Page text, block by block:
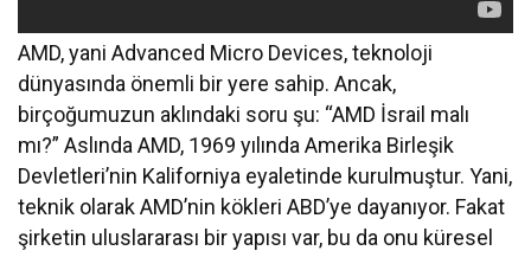
AMD, yani Advanced Micro Devices, teknoloji
dünyasında önemli bir yere sahip. Ancak,
birçoğumuzun aklındaki soru şu: “AMD İsrail malı
mı?” Aslında AMD, 1969 yılında Amerika Birleşik
Devletleri’nin Kaliforniya eyaletinde kurulmuştur. Yani,
teknik olarak AMD’nin kökleri ABD’ye dayanıyor. Fakat
şirketin uluslararası bir yapısı var, bu da onu küresel